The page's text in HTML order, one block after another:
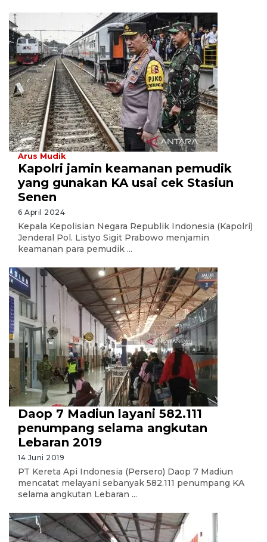
Arus Mudik
Kapolri jamin keamanan pemudik
yang gunakan KA usai cek Stasiun
Senen
6 April 2024
Kepala Kepolisian Negara Republik Indonesia (Kapolri)
Jenderal Pol. Listyo Sigit Prabowo menjamin
keamanan para pemudik ...
Daop 7 Madiun layani 582.111
penumpang selama angkutan
Lebaran 2019
14 Juni 2019
PT Kereta Api Indonesia (Persero) Daop 7 Madiun
mencatat melayani sebanyak 582.111 penumpang KA
selama angkutan Lebaran ...